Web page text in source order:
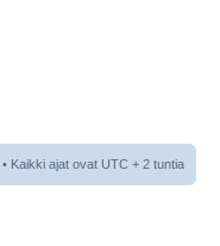
• Kaikki ajat ovat UTC + 2 tuntia